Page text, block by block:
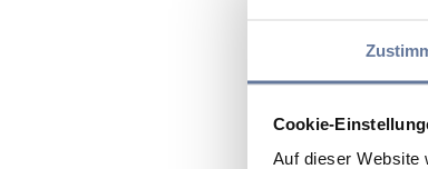
Cookie-
Auf dieser Website